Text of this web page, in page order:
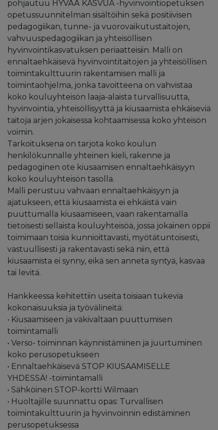
pohjautuu HYVÄÄ KASVUA -hyvinvointiopetuksen
opetussuunnitelman sisältöihin sekä positiivisen
pedagogiikan, tunne- ja vuorovaikutustaitojen,
vahvuuspedagogiikan ja yhteisöllisen
hyvinvointikasvatuksen periaatteisiin. Malli on
ennaltaehkäisevä hyvinvointitaitojen ja yhteisöllisen
toimintakulttuurin rakentamisen malli ja
toimintaohjelma, jonka tavoitteena on vahvistaa
koko kouluyhteisön laaja-alaista turvallisuutta,
hyvinvointia, yhteisöllisyyttä ja kiusaamista ehkäiseviä
taitoja arjen jokaisessa kohtaamisessa koko yhteisön
voimin.
Tarkoituksena on tarjota koko koulun
henkilökunnalle yhteinen kieli, rakenne ja
pedagoginen ote kiusaamisen ennaltaehkäisyyn
koko kouluyhteisön tasolla.
Malli perustuu vahvaan ennaltaehkäisyyn ja
ajatukseen, että kiusaamista ei ehkäistä vain
puuttumalla kiusaamiseen, vaan rakentamalla
tietoisesti sellaista kouluyhteisöä, jossa jokainen oppii
toimimaan toisia kunnioittavasti, myötätuntoisesti,
vastuullisesti ja rakentavasti sekä niin, että
kiusaamista ei synny, eikä sen anneta syntyä, kasvaa
tai levitä.
Hankkeessa kehitettiin useita toisiaan tukevia
kokonaisuuksia ja työvälineitä:
• Kiusaamiseen ja väkivaltaan puuttumisen
toimintamalli
• Verso- toiminnan käynnistäminen ja juurtuminen
koko perusopetukseen
• Ennaltaehkäisevä STOP KIUSAAMISELLE
YHDESSÄ! -toimintamalli
• Sähköinen STOP-kortti Wilmaan
• Huoltajille suunnattu opas: Turvallisen
toimintakulttuurin ja hyvinvoinnin edistäminen
perusopetuksessa